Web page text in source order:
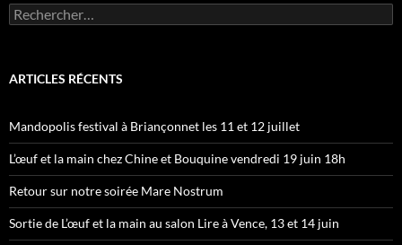
Rechercher :
ARTICLES RÉCENTS
Mandopolis festival à Briançonnet les 11 et 12 juillet
L’œuf et la main chez Chine et Bouquine vendredi 19 juin 18h
Retour sur notre soirée Mare Nostrum
Sortie de L’œuf et la main au salon Lire à Vence, 13 et 14 juin